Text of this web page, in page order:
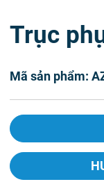
Trục
Mã sản phẩm: